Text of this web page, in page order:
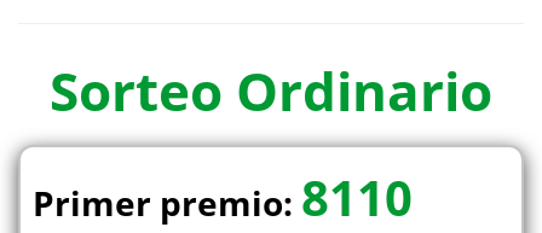
Sorteo Ordinario
Primer premio: 8110